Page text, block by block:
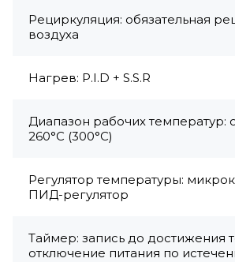
Рециркуляция: обязательная
воздуха
Нагрев: P.I.D + S.S.R
Диапазон рабочих температур:
260°C (300°C)
Регулятор температуры:
ПИД-регулятор
Таймер: запись до достижения
отключение питания по